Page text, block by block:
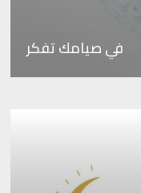
في صيامك تفكر